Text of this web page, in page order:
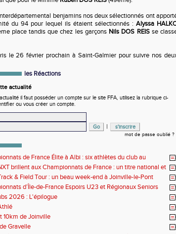
benjamins nos deux sélectionnés ont
du 94 pour lequel ils étaient sélectionnés : Alyssa
place tandis que chez les garçons Nils DOS REISse
le 26 février prochain à Saint-Galmier pour suivre nos
les Réactions
actualité
il faut posséder un compte sur le site FFA, utilisez la rubrique ci-
ou vous créer un compte.
|
mot de passe oublié ?
de France Élite à Albi : six athlètes du club au
vous de l'élite nationale
brillent aux Championnats de France : un titre national et
de performances
& Field Tour : un beau week-end à Joinville-le-Pont
d’Île-de-France Espoirs U23 et Régionaux Seniors
2026 : L'épilogue
10km de Joinville
Gravelle